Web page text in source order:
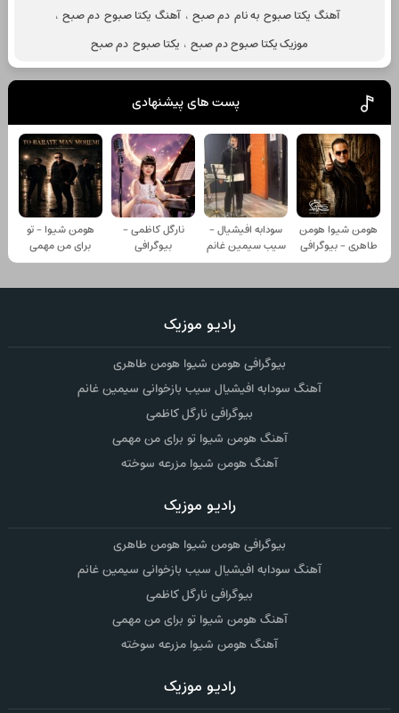
آهنگ یکتا صبوح به نام دم صبح ، آهنگ یکتا صبوح دم صبح ،
موزیک یکتا صبوح دم صبح ، یکتا صبوح دم صبح
پست های پیشنهادی
هومن شیوا هومن
طاهری - بیوگرافی
سودابه افیشیال -
سیب سیمین غانم
نارگل کاظمی -
بیوگرافی
هومن شیوا - تو
برای من مهمی
رادیو موزیک
بیوگرافی هومن شیوا هومن طاهری
آهنگ سودابه افیشیال سیب بازخوانی سیمین غانم
بیوگرافی نارگل کاظمی
آهنگ هومن شیوا تو برای من مهمی
آهنگ هومن شیوا مزرعه سوخته
رادیو موزیک
بیوگرافی هومن شیوا هومن طاهری
آهنگ سودابه افیشیال سیب بازخوانی سیمین غانم
بیوگرافی نارگل کاظمی
آهنگ هومن شیوا تو برای من مهمی
آهنگ هومن شیوا مزرعه سوخته
رادیو موزیک